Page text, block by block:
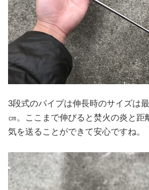
3段式のパイプは伸長時のサイズは
㎝。ここまで伸びると焚火の炎と距
気を送ることができて安心ですね。